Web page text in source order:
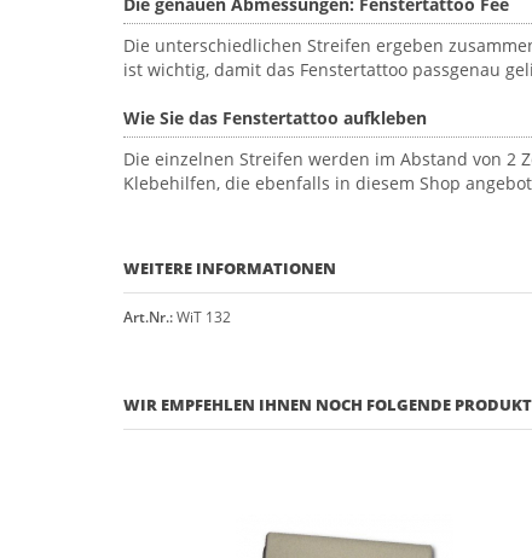
Die unterschiedlichen Streifen ergeben
ist wichtig, damit das Fenstertattoo passgenau
Wie Sie das Fenstertattoo aufkleben
Die einzelnen Streifen werden im Abstand von 2
Klebehilfen, die ebenfalls in diesem Shop
WEITERE INFORMATIONEN
Art.Nr.:WiT 132
WIR EMPFEHLEN IHNEN NOCH FOLGENDE